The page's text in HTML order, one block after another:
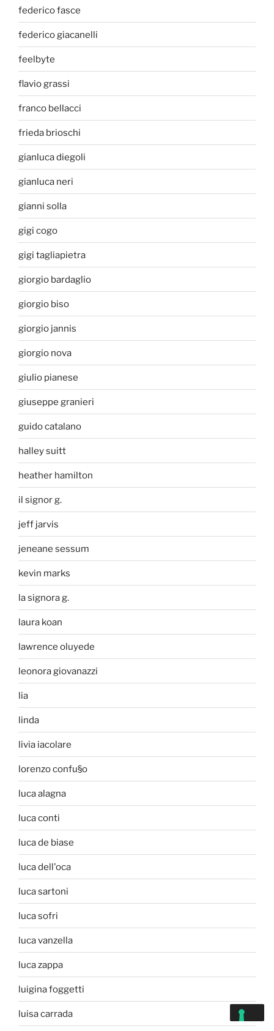
federico fasce
federico giacanelli
feelbyte
flavio grassi
franco bellacci
frieda brioschi
gianluca diegoli
gianluca neri
gianni solla
gigi cogo
gigi tagliapietra
giorgio bardaglio
giorgio biso
giorgio jannis
giorgio nova
giulio pianese
giuseppe granieri
guido catalano
halley suitt
heather hamilton
il signor g.
jeff jarvis
jeneane sessum
kevin marks
la signora g.
laura koan
lawrence oluyede
leonora giovanazzi
lia
linda
livia iacolare
lorenzo confu§o
luca alagna
luca conti
luca de biase
luca dell'oca
luca sartoni
luca sofri
luca vanzella
luca zappa
luigina foggetti
luisa carrada